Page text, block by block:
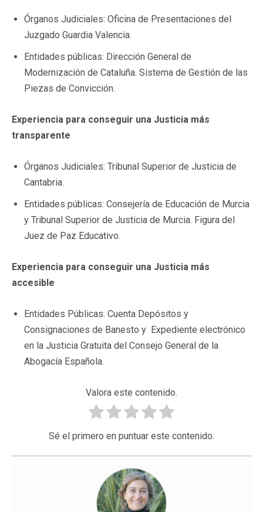
Órganos Judiciales: Oficina de Presentaciones del
Juzgado Guardia Valencia.
Entidades públicas: Dirección General de
Modernización de Cataluña. Sistema de Gestión de las
Piezas de Convicción.
Experiencia para conseguir una Justicia más
transparente
Órganos Judiciales: Tribunal Superior de Justicia de
Cantabria.
Entidades públicas: Consejería de Educación de Murcia
y Tribunal Superior de Justicia de Murcia. Figura del
Juez de Paz Educativo.
Experiencia para conseguir una Justicia más
accesible
Entidades Públicas: Cuenta Depósitos y
Consignaciones de Banesto y Expediente electrónico
en la Justicia Gratuita del Consejo General de la
Abogacía Española.
Valora este contenido.
Sé el primero en puntuar este contenido.